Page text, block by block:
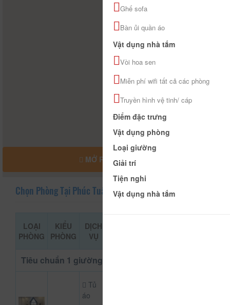
MỞ RỘNG BẢN ĐỒ
Chọn Phòng Tại Phúc Tuấn Hotel
LOẠI
PHÒNG
KIỂU
PHÒNG
DỊCH
VỤ
Tiêu chuẩn 1 giường
Tủ
áo
Ghế sofa
Bàn ủi quần áo
Vật dụng nhà tắm
Vòi hoa sen
Miễn phí wifi tất cả các phòng
Truyền hình vệ tinh/ cáp
Điểm đặc trưng
Vật dụng phòng
Loại giường
Giải trí
Tiện nghi
Vật dụng nhà tắm